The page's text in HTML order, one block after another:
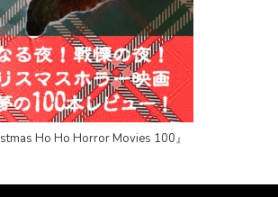
Ho Ho Horror Movies 100』